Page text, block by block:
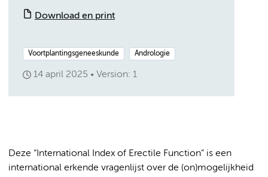
Download en print
Voortplantingsgeneeskunde Andrologie
14 april 2025 Version: 1
Deze “International Index of Erectile Function” is een
international erkende vragenlijst over de (on)mogelijkheid